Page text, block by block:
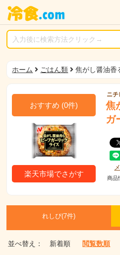
ホーム ごはん類 焦がし醤油香
おすすめ (0件)
楽天市場でさがす
ニ
焦
ガ
商品
れしぴ(7件)
並べ替え： 新着順 閲覧数順